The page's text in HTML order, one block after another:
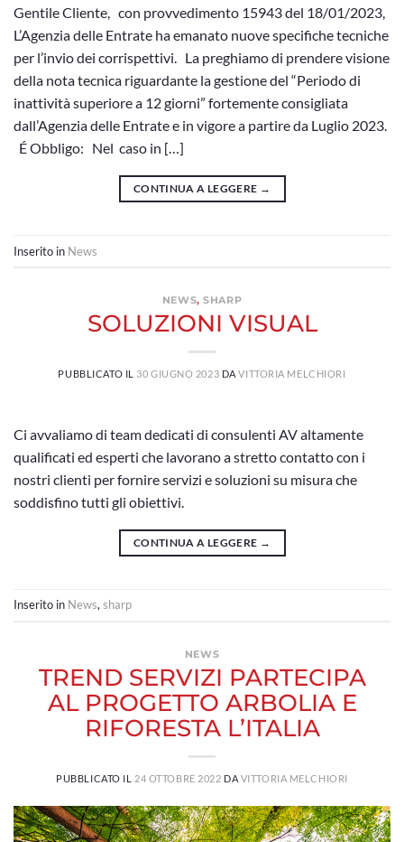
Gentile Cliente, con provvedimento 15943 del 18/01/2023,
L’Agenzia delle Entrate ha emanato nuove specifiche tecniche
per l’invio dei corrispettivi. La preghiamo di prendere visione
della nota tecnica riguardante la gestione del “Periodo di
inattività superiore a 12 giorni” fortemente consigliata
dall’Agenzia delle Entrate e in vigore a partire da Luglio 2023.
É Obbligo: Nel caso in […]
CONTINUA A LEGGERE →
Inserito in News
NEWS,SHARP
SOLUZIONI VISUAL
PUBBLICATO IL 30 GIUGNO 2023 DAVITTORIA MELCHIORI
Ci avvaliamo di team dedicati di consulenti AV altamente
qualificati ed esperti che lavorano a stretto contatto con i
nostri clienti per fornire servizi e soluzioni su misura che
soddisfino tutti gli obiettivi.
CONTINUA A LEGGERE →
Inserito in News,sharp
NEWS
TREND SERVIZI PARTECIPA
AL PROGETTO ARBOLIA E
RIFORESTA L’ITALIA
PUBBLICATO IL 24 OTTOBRE 2022 DA VITTORIA MELCHIORI